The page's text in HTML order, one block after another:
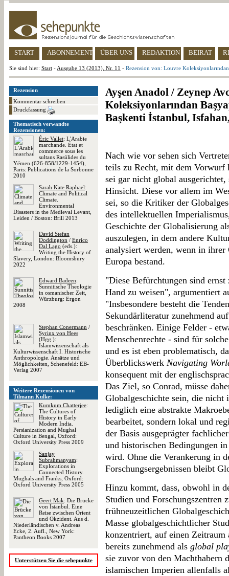
START ABONNEMENT ÜBER UNS REDAKTION BEIRAT
Sie sind hier: Start - Ausgabe 13 (2013), Nr. 11 - Rezension von: Louvre
Rezension
Kommentar schreiben
Druckfassung
Thematisch verwandte
Rezensionen:
Éric Vallet: L'Arabie
marchande. État et
commerce sous les
sultans Rasūlides du
Yémen (626-858/1229-1454),
Paris: Publications de la Sorbonne
2010
Sarah Kate Raphael:
Climate and Political
Climate.
Environmental
Disasters in the Medieval Levant,
Leiden / Boston: Brill 2013
David Stefan
Doddington / Enrico
Dal Lago (eds.):
Writing the History of
Slavery, London: Bloomsbury
2022
Edward Badeen:
Sunnitische Theologie
in osmanischer Zeit,
Würzburg: Ergon
2008
Stephan Conermann /
Syrinx von Hees
(Hgg.):
Islamwissenschaft als
Kulturwissenschaft I. Historische
Anthropologie. Ansätze und
Möglichkeiten, Schenefeld: EB-
Verlag 2007
Weitere Rezensionen von
Tilmann Kulke:
Kumkum Chatterjee:
The Cultures of
History in Early
Modern India.
Persianization and Mughal
Culture in Bengal, Oxford:
Oxford University Press 2009
Sanjay
Subrahmanyam:
Explorations in
Connected History.
Mughals and Franks, Oxford:
Oxford University Press 2005
Geert Mak: Die Brücke
von Istanbul. Eine
Reise zwischen Orient
und Okzident. Aus d.
Niederländischen v. Andreas
Ecke, 2. Aufl., New York:
Pantheon Books 2007
Unterstützen Sie die sehepunkte
Ayşen Anadol / Zeynep
Koleksiyonlarından
Başkenti İstanbul,
Nach wie vor sehen sich
teils zu Recht, mit dem
sei gar nicht global
Hinsicht. Diese vor allem im
sei, so die Kritiker der
des intellektuellen
Geschichte der Globalisierung
auszulegen, in dem andere
analysiert werden, wenn in
Europa bestand.
"Diese Befürchtungen sind
Hand zu weisen", argumentiert
"Insbesondere besteht die
Sekundärliteratur zunehmend
beschränken. Einige Felder -
Menschenrechte - sind für
und es ist eben problematisch,
Überblickswerk Navigating
konsequent mit der
Das Ziel, so Conrad, müsse
Globalgeschichte sein, die
lediglich eine abstrakte
bearbeitet, sondern lokal und
der Basis ausgeprägter
und historischen Bedingungen
wird. Ohne die Verankerung in
Forschungsergebnissen bleibt
Hinzu kommt, dass, obwohl in
Studien und Forschungszentren
frühneuzeitlichen
Masse globalgeschichtlicher
konzentriert, auf einen Zeitraum
bereits zunehmend als global
sie zuvor von den Machthabern
islamischen Imperien allenfalls